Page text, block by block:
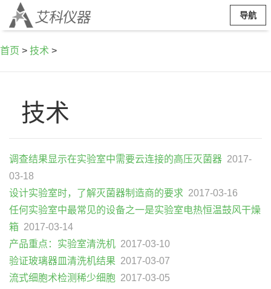
导航
首页 > 技术 >
技术
调查结果显示在实验室中需要云连接的高压灭菌器 2017-
03-18
设计实验室时，了解灭菌器制造商的要求 2017-03-16
任何实验室中最常见的设备之一是实验室电热恒温鼓风干燥
箱 2017-03-14
产品重点：实验室清洗机 2017-03-10
验证玻璃器皿清洗机结果 2017-03-07
流式细胞术检测稀少细胞 2017-03-05